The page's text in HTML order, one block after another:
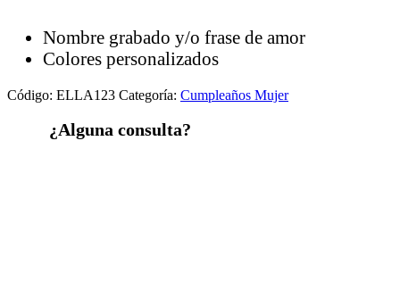
Nombre grabado y/o frase de amor
Colores personalizados
Código: ELLA123 Categoría: Cumpleaños Mujer
¿Alguna consulta?